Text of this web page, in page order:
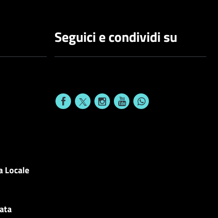
Locale
Seguici e condividi su